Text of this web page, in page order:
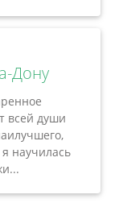
Дону
всей души
научилась